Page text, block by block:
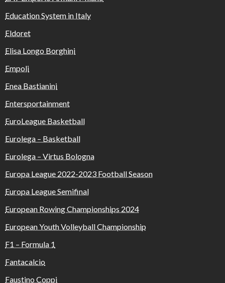
Education System in Italy
Eldoret
Elisa Longo Borghini
Empoli
Enea Bastianini
Entersportainment
EuroLeague Basketball
Eurolega – Basketball
Eurolega – Virtus Bologna
Europa League 2022-2023 Football Season
Europa League Semifinal
European Rowing Championships 2024
European Youth Volleyball Championship
F1 – Formula 1
Fantacalcio
Faustino Coppi